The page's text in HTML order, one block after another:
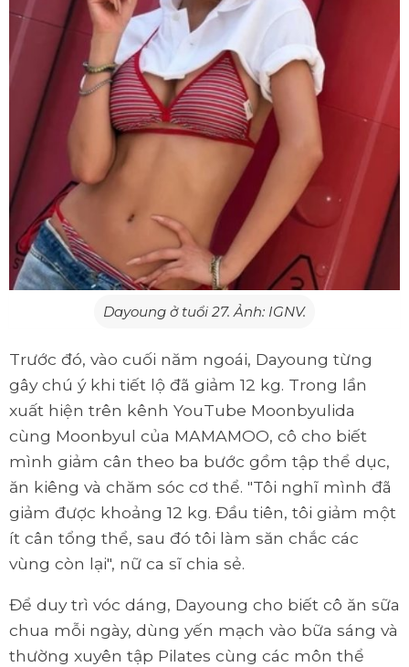
Dayoung ở tuổi 27. Ảnh: IGNV.
Trước đó, vào cuối năm ngoái, Dayoung từng
gây chú ý khi tiết lộ đã giảm 12 kg. Trong lần
xuất hiện trên kênh YouTube Moonbyulida
cùng Moonbyul của MAMAMOO, cô cho biết
mình giảm cân theo ba bước gồm tập thể dục,
ăn kiêng và chăm sóc cơ thể. "Tôi nghĩ mình đã
giảm được khoảng 12 kg. Đầu tiên, tôi giảm một
ít cân tổng thể, sau đó tôi làm săn chắc các
vùng còn lại", nữ ca sĩ chia sẻ.
Để duy trì vóc dáng, Dayoung cho biết cô ăn sữa
chua mỗi ngày, dùng yến mạch vào bữa sáng và
thường xuyên tập Pilates cùng các môn thể